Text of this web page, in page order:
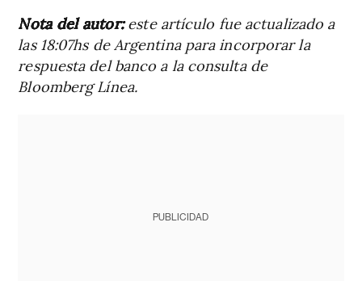
Nota del autor:este artículo fue actualizado a
las 18:07hs de Argentina para incorporar la
respuesta del banco a la consulta de
Bloomberg Línea.
PUBLICIDAD